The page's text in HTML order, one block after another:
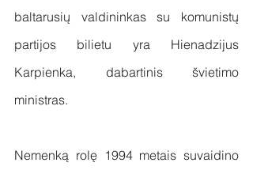
baltarusių valdininkas su komunistų
partijos bilietu yra Hienadzijus
Karpienka, dabartinis švietimo
ministras.
Nemenką rolę 1994 metais suvaidino